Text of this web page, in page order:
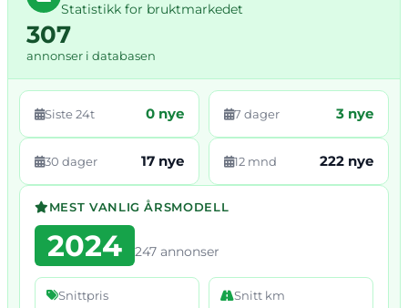
Statistikk for bruktmarkedet
307
annonser i databasen
Siste 24t 0 nye 7 dager 3 nye
30 dager 17 nye 12 mnd 222 nye
MEST VANLIG ÅRSMODELL
2024 247 annonser
Snittpris Snitt km